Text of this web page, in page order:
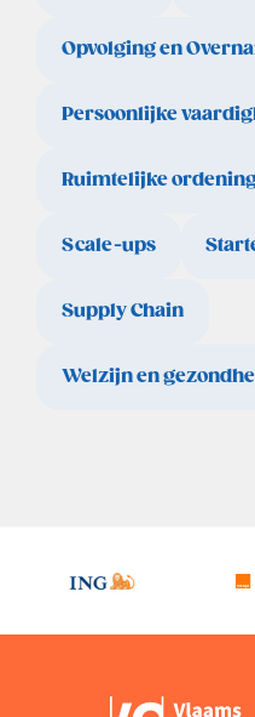
Opvolging en
Persoonlijke
Ruimtelijke
Scale-ups
Supply Chain
Welzijn en